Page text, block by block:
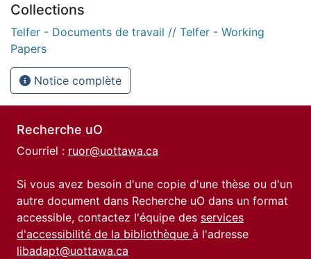
Collections
Telfer - Documents de travail // Telfer - Working
Papers
Notice complète
Recherche uO
Courriel : ruor@uottawa.ca
Si vous avez besoin d'une copie d'une thèse ou d'un
autre document dans Recherche uO dans un format
accessible, contactez l'équipe des services
d'accessibilité de la bibliothèque à l'adresse
libadapt@uottawa.ca